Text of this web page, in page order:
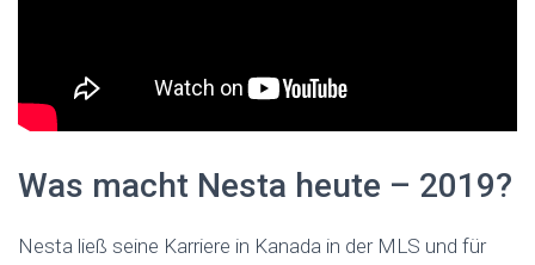
Was macht Nesta heute – 2019?
Nesta ließ seine Karriere in Kanada in der MLS und für